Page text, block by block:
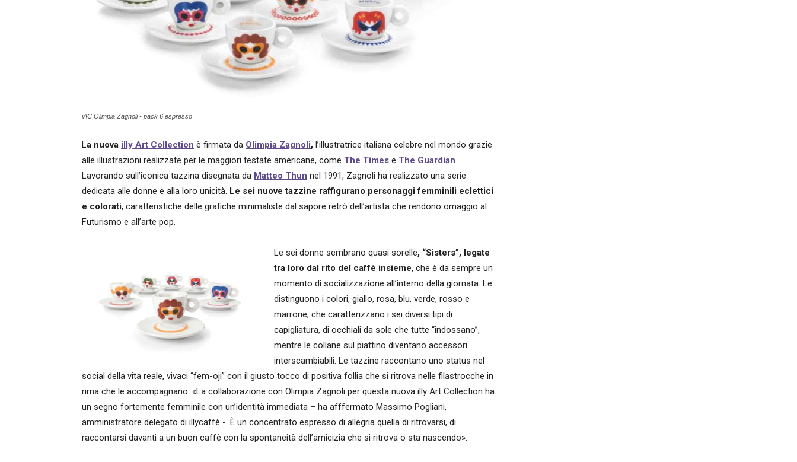
iAC Olimpia Zagnoli - pack 6 espresso
La nuova illy Art Collection è firmata da Olimpia Zagnoli, l’illustratrice italiana celebre nel mondo grazie
alle illustrazioni realizzate per le maggiori testate americane, come The Times e The Guardian.
Lavorando sull’iconica tazzina disegnata da Matteo Thun nel 1991, Zagnoli ha realizzato una serie
dedicata alle donne e alla loro unicità. Le sei nuove tazzine raffigurano personaggi femminili eclettici
e colorati, caratteristiche delle grafiche minimaliste dal sapore retrò dell’artista che rendono omaggio al
Futurismo e all’arte pop.
Le sei donne sembrano quasi sorelle, “Sisters”, legate
tra loro dal rito del caffè insieme, che è da sempre un
momento di socializzazione all’interno della giornata. Le
distinguono i colori, giallo, rosa, blu, verde, rosso e
marrone, che caratterizzano i sei diversi tipi di
capigliatura, di occhiali da sole che tutte “indossano”,
mentre le collane sul piattino diventano accessori
interscambiabili. Le tazzine raccontano uno status nel
social della vita reale, vivaci “fem-oji” con il giusto tocco di positiva follia che si ritrova nelle filastrocche in
rima che le accompagnano. «La collaborazione con Olimpia Zagnoli per questa nuova illy Art Collection ha
un segno fortemente femminile con un’identità immediata – ha afffermato Massimo Pogliani,
amministratore delegato di illycaffè -. È un concentrato espresso di allegria quella di ritrovarsi, di
raccontarsi davanti a un buon caffè con la spontaneità dell’amicizia che si ritrova o sta nascendo».